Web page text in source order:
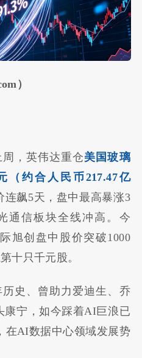
）
，英伟达重仓美国玻璃
（约合人民币217.47亿
连飙5天，盘中最高暴涨3
通信板块全线冲高。今
旭创盘中股价突破1000
十只千元股‌。
历史、曾助力爱迪生、乔
康宁，如今踩着AI巨浪已
，在AI数据中心领域发展势